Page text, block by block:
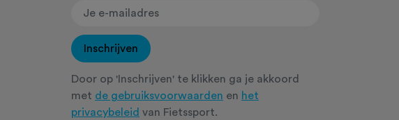
Inschrijven
Door op 'Inschrijven' te klikken ga je akkoord
met de gebruiksvoorwaarden en het
privacybeleid van Fietssport.